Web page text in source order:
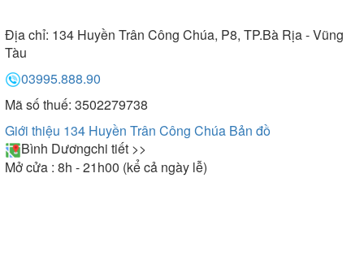
Địa chỉ: 134 Huyền Trân Công Chúa, P8, TP.Bà Rịa - Vũng
Tàu
03995.888.90
Mã số thuế: 3502279738
Giới thiệu 134 Huyền Trân Công Chúa Bản đồ
Bình Dươngchi tiết >>
Mở cửa : 8h - 21h00 (kể cả ngày lễ)